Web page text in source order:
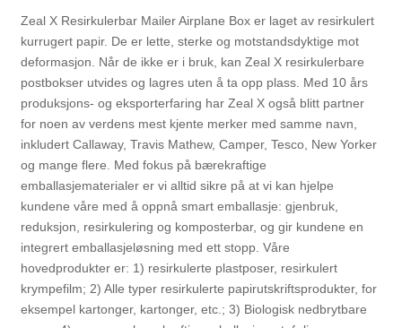
Zeal X Resirkulerbar Mailer Airplane Box er laget av resirkulert
kurrugert papir. De er lette, sterke og motstandsdyktige mot
deformasjon. Når de ikke er i bruk, kan Zeal X resirkulerbare
postbokser utvides og lagres uten å ta opp plass. Med 10 års
produksjons- og eksporterfaring har Zeal X også blitt partner
for noen av verdens mest kjente merker med samme navn,
inkludert Callaway, Travis Mathew, Camper, Tesco, New Yorker
og mange flere. Med fokus på bærekraftige
emballasjematerialer er vi alltid sikre på at vi kan hjelpe
kundene våre med å oppnå smart emballasje: gjenbruk,
reduksjon, resirkulering og komposterbar, og gir kundene en
integrert emballasjeløsning med ett stopp. Våre
hovedprodukter er: 1) resirkulerte plastposer, resirkulert
krympefilm; 2) Alle typer resirkulerte papirutskriftsprodukter, for
eksempel kartonger, kartonger, etc.; 3) Biologisk nedbrytbare